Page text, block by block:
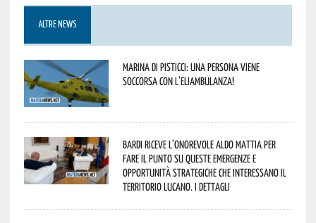
ALTRE NEWS
Marina di Pisticci: una persona viene
soccorsa con l’eliambulanza!
Bardi riceve l’onorevole Aldo Mattia per
fare il punto su queste emergenze e
opportunità strategiche che interessano il
territorio lucano. I dettagli